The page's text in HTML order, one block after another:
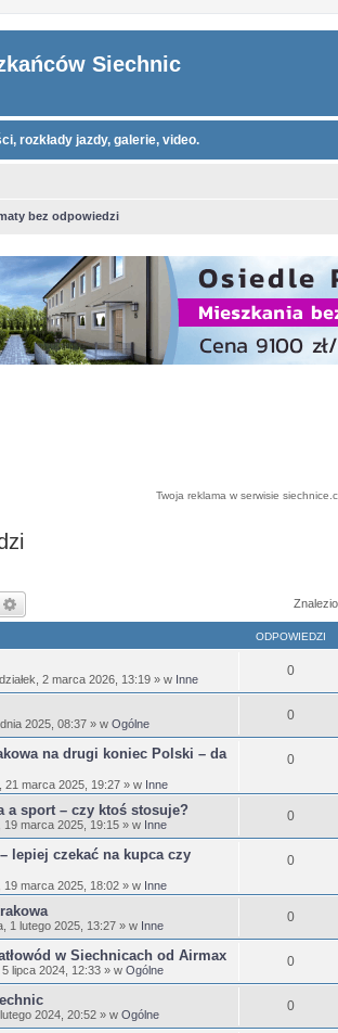
Siechnic
rozkłady jazdy, galerie, video.
bez odpowiedzi
Twoja reklama w serwisie
ODPOWIEDZI
2 marca 2026, 13:19 » w Inne
0
2025, 08:37 » w Ogólne
0
na drugi koniec Polski – da
21 marca 2025, 19:27 » w Inne
0
a sport – czy ktoś stosuje?
19 marca 2025, 19:15 » w Inne
0
lepiej czekać na kupca czy
19 marca 2025, 18:02 » w Inne
0
1 lutego 2025, 13:27 » w Inne
0
w Siechnicach od Airmax
lipca 2024, 12:33 » w Ogólne
0
2024, 20:52 » w Ogólne
0